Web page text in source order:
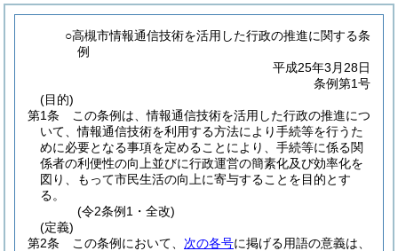
○高槻市情報通信技術を活用した行政の推進に関する条
例
平成25年3月28日
条例第1号
(目的)
第1条
この条例は、情報通信技術を活用した行政の推進につ
いて、情報通信技術を利用する方法により手続等を行うた
めに必要となる事項を定めることにより、手続等に係る関
係者の利便性の向上並びに行政運営の簡素化及び効率化を
図り、もって市民生活の向上に寄与することを目的とす
る。
(令2条例1・全改)
(定義)
第2条
この条例において、 次の各号に掲げる用語の意義は、